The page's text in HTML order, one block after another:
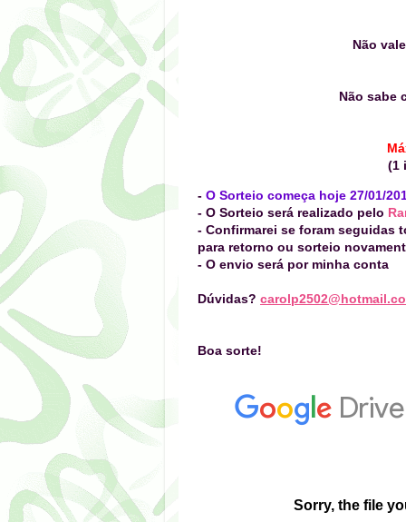
Não
Não sabe
(1
- O Sorteio começa hoje 27/01/
- O Sorteio será realizado pelo
- Confirmarei se foram seguidas
para retorno ou sorteio
- O envio será por minha conta
Dúvidas?
Boa sorte!